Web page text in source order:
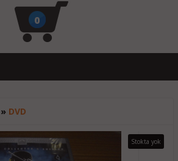
0
DVD
Stokta yok